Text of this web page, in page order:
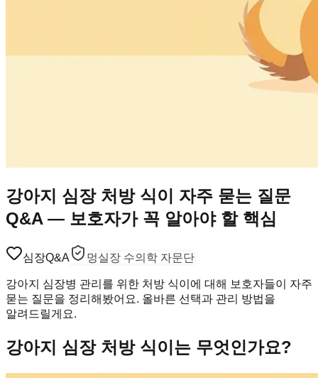
강아지 심장 처방 식이 자주 묻는 질문
Q&A — 보호자가 꼭 알아야 할 핵심
심장Q&A 멍실장 수의학 자문단
강아지 심장병 관리를 위한 처방 식이에 대해 보호자들이 자주
묻는 질문을 정리해봤어요. 올바른 선택과 관리 방법을
알려드릴게요.
강아지 심장 처방 식이는 무엇인가요?